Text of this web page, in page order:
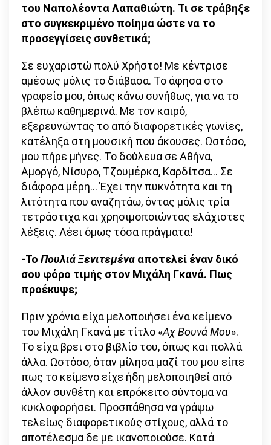
του Ναπολέοντα Λαπαθιώτη. Τι σε τράβηξε
στο συγκεκριμένο ποίημα ώστε να το
προσεγγίσεις συνθετικά;
Σε ευχαριστώ πολύ Χρήστο! Με κέντρισε
αμέσως μόλις το διάβασα. Το άφησα στο
γραφείο μου, όπως κάνω συνήθως, για να το
βλέπω καθημερινά. Με τον καιρό,
εξερευνώντας το από διαφορετικές γωνίες,
κατέληξα στη μουσική που άκουσες. Ωστόσο,
μου πήρε μήνες. Το δούλευα σε Αθήνα,
Αμοργό, Νίσυρο, Τζουμέρκα, Καρδίτσα… Σε
διάφορα μέρη… Έχει την πυκνότητα και τη
λιτότητα που αναζητάω, όντας μόλις τρία
τετράστιχα και χρησιμοποιώντας ελάχιστες
λέξεις. Λέει όμως τόσα πράγματα!
-Το Πουλιά Ξενιτεμένα αποτελεί έναν δικό
σου φόρο τιμής στον Μιχάλη Γκανά. Πως
προέκυψε;
Πριν χρόνια είχα μελοποιήσει ένα κείμενο
του Μιχάλη Γκανά με τίτλο «Αχ Βουνά Μου».
Το είχα βρει στο βιβλίο του, όπως και πολλά
άλλα. Ωστόσο, όταν μίλησα μαζί του μου είπε
πως το κείμενο είχε ήδη μελοποιηθεί από
άλλον συνθέτη και επρόκειτο σύντομα να
κυκλοφορήσει. Προσπάθησα να γράψω
τελείως διαφορετικούς στίχους, αλλά το
αποτέλεσμα δε με ικανοποιούσε. Κατά